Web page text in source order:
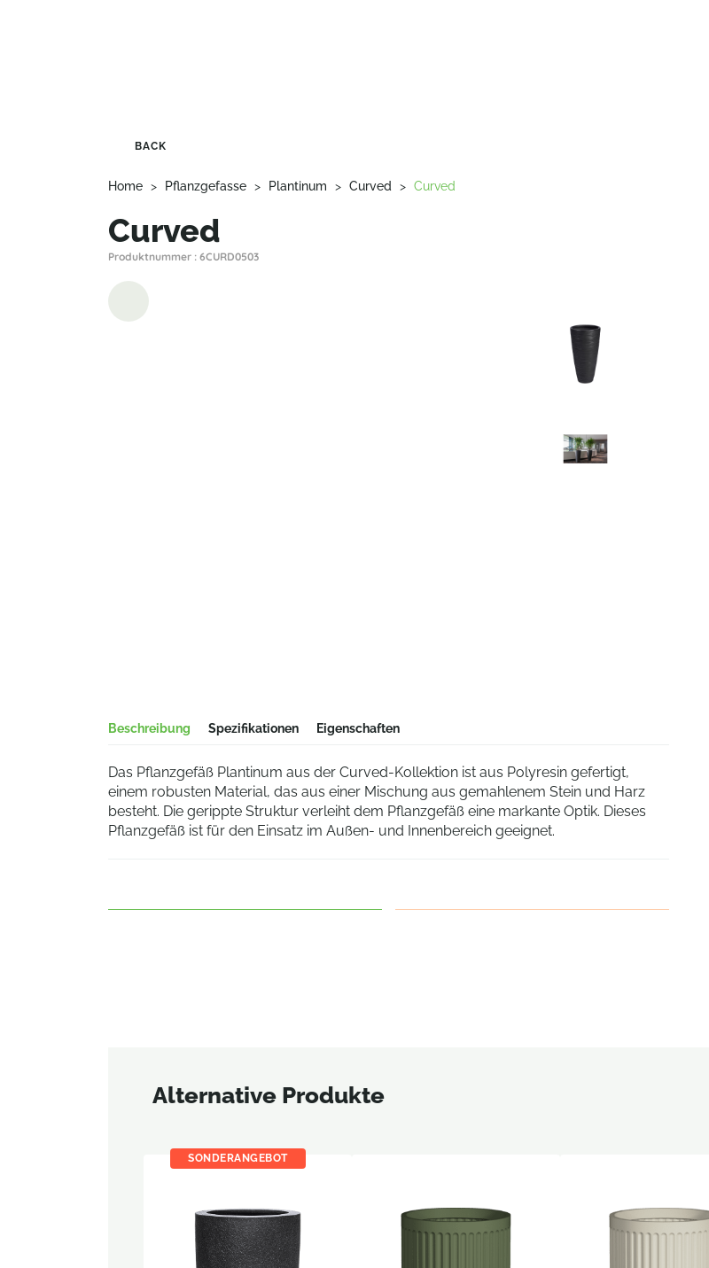
BACK
Home > Pflanzgefasse > Plantinum > Curved > Curved
Curved
Produktnummer : 6CURD0503
Beschreibung Spezifikationen Eigenschaften
Das Pflanzgefäß Plantinum aus der Curved-Kollektion ist aus Polyresin gefertigt,
einem robusten Material, das aus einer Mischung aus gemahlenem Stein und Harz
besteht. Die gerippte Struktur verleiht dem Pflanzgefäß eine markante Optik. Dieses
Pflanzgefäß ist für den Einsatz im Außen- und Innenbereich geeignet.
Alternative Produkte
SONDERANGEBOT